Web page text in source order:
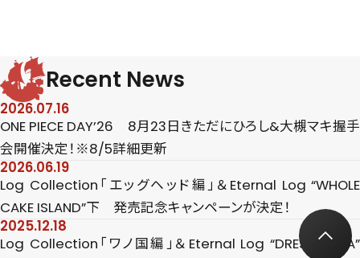
Recent News
2026.07.16
ONE PIECE DAY’26 8月23日きただにひろし&大槻マキ握手
会開催決定！※8/5詳細更新
2026.06.19
Log Collection「エッグヘッド編」＆Eternal Log “WHOLE
CAKE ISLAND”下 発売記念キャンペーンが決定！
2025.12.18
Log Collection「ワノ国編」＆Eternal Log “DRESS ROSA”